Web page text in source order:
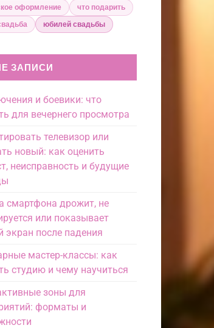
оформление
что подарить
юбилей свадьбы
ЗАПИСИ
и боевики: что
для вечернего просмотра
телевизор или
новый: как оценить
неисправность и будущие
смартфона дрожит, не
или показывает
экран после падения
мастер-классы: как
студию и чему научиться
зоны для
форматы и